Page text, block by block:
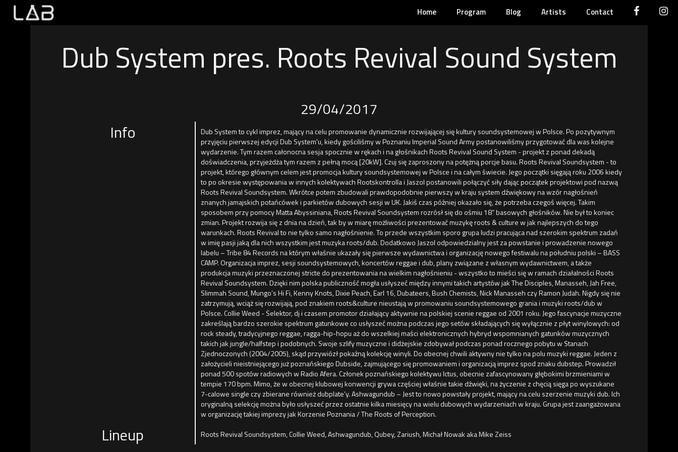
Contact
Artists
Blog
Program
Home
Dub System pres. Roots Revival Sound System
29/04/2017
Info
Dub System to cykl imprez, mający na celu promowanie dynamicznie rozwijającej się kultury soundsystemowej w Polsce. Po pozytywnym
przyjęciu pierwszej edycji Dub System'u, kiedy gościliśmy w Poznaniu Imperial Sound Army postanowiliśmy przygotować dla was kolejne
wydarzenie. Tym razem całonocna sesja spocznie w rękach i na głośnikach Roots Revival Sound System - projekt z ponad dekadą
doświadczenia, przyjeżdża tym razem z pełną mocą [20kW]. Czuj się zaproszony na potężną porcje basu. Roots Revival Soundsystem - to
projekt, którego głównym celem jest promocja kultury soundsystemowej w Polsce i na całym świecie. Jego początki sięgają roku 2006 kiedy
to po okresie występowania w innych kolektywach Rootskontrolla i Jaszol postanowili połączyć siły dając początek projektowi pod nazwą
Roots Revival Soundsystem. Wkrótce potem zbudowali prawdopodobnie pierwszy w kraju system dźwiękowy na wzór nagłośnień
znanych jamajskich potańcówek i parkietów dubowych sesji w UK. Jakiś czas później okazało się, że potrzeba czegoś więcej. Takim
sposobem przy pomocy Matta Abyssiniana, Roots Revival Soundsystem rozrósł się do ośmiu 18” basowych głośników. Nie był to koniec
zmian. Projekt rozwija się z dnia na dzień, tak by w miarę możliwości prezentować muzykę roots & culture w jak najlepszych do tego
warunkach. Roots Revival to nie tylko samo nagłośnienie. To przede wszystkim sporo grupa ludzi pracująca nad szerokim spektrum zadań
w imię pasji jaką dla nich wszystkim jest muzyka roots/dub. Dodatkowo Jaszol odpowiedzialny jest za powstanie i prowadzenie nowego
labelu – Tribe 84 Records na którym właśnie ukazały się pierwsze wydawnictwa i organizację nowego festiwalu na południu polski – BASS
CAMP. Organizacja imprez, sesji soundsystemowych, koncertów reggae i dub, plany związane z własnym wydawnictwem, a także
produkcja muzyki przeznaczonej stricte do prezentowania na wielkim nagłośnieniu - wszystko to mieści się w ramach działalności Roots
Revival Soundsystem. Dzięki nim polska publiczność mogła usłyszeć między innymi takich artystów jak The Disciples, Manasseh, Jah Free,
Slimmah Sound, Mungo’s Hi Fi, Kenny Knots, Dixie Peach, Earl 16, Dubateers, Bush Chemists, Nick Manasseh czy Ramon Judah. Nigdy się nie
zatrzymują, wciąż się rozwijają, pod znakiem roots&culture nieustają w promowaniu soundsystemowego grania i muzyki roots/dub w
Polsce. Collie Weed - Selektor, dj i czasem promotor działający aktywnie na polskiej scenie reggae od 2001 roku. Jego fascynacje muzyczne
zakreślają bardzo szerokie spektrum gatunkowe co usłyszeć można podczas jego setów składających się wyłącznie z płyt winylowych: od
rock steady, tradycyjnego reggae, ragga-hip-hopu aż do wszelkiej maści elektronicznych hybryd wspomnianych gatunków muzycznych
takich jak jungle/halfstep i podobnych. Swoje szlify muzyczne i didżejskie zdobywał podczas ponad rocznego pobytu w Stanach
Zjednoczonych (2004/2005), skąd przywiózł pokaźną kolekcję winyli. Do obecnej chwili aktywny nie tylko na polu muzyki reggae. Jeden z
założycieli nieistniejącego już poznańskiego Dubside, zajmującego się promowaniem i organizacją imprez spod znaku dubstep. Prowadził
ponad 500 spotów radiowych w Radio Afera. Członek poznańskiego kolektywu Ictus, obecnie zafascynowany głębokimi brzmieniami w
tempie 170 bpm. Mimo, że w obecnej klubowej konwencji grywa częściej właśnie takie dźwięki, na życzenie z chęcią sięga po wyszukane
7-calowe single czy zbierane również dubplate’y. Ashwagundub – Jest to nowo powstały projekt, mający na celu szerzenie muzyki dub. Ich
oryginalną selekcję można było usłyszeć przez ostatnie kilka miesięcy na wielu dubowych wydarzeniach w kraju. Grupa jest zaangażowana
w organizację takiej imprezy jak Korzenie Poznania / The Roots of Perception.
Lineup Roots Revival Soundsystem, Collie Weed, Ashwagundub, Qubey, Zariush, Michał Nowak aka Mike Zeiss